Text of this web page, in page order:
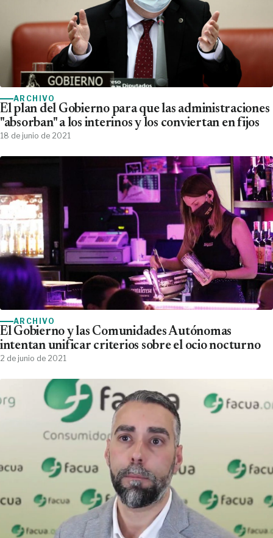
ARCHIVO
El plan del Gobierno para que las administraciones
"absorban" a los interinos y los conviertan en fijos
18 de junio de 2021
ARCHIVO
El Gobierno y las Comunidades Autónomas
intentan unificar criterios sobre el ocio nocturno
2 de junio de 2021